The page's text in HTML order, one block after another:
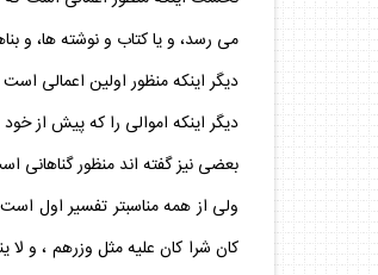
مى رسد، و يا كتاب و نوشته ها، و
ديگر اينكه منظور اولين اعمالى
ديگر اينكه اموالى را كه پيش از
بعضى نيز گفته اند منظور
ولى از همه مناسبتر تفسير اول
كان شرا كان عليه مثل وزرهم ، و